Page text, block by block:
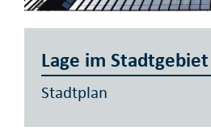
Lage im Stadtgebiet
Stadtplan